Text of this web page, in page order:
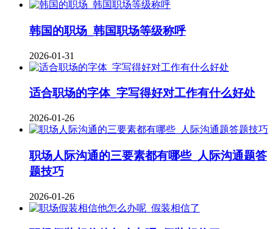
韩国的职场_韩国职场等级称呼
2026-01-31
适合职场的字体_字写得好对工作有什么好处
2026-01-26
职场人际沟通的三要素都有哪些_人际沟通题答
题技巧
2026-01-26